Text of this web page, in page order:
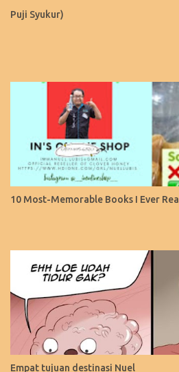
Puji Syukur)
10 Most-Memorable Books I Ever
Empat tujuan destinasi Nuel